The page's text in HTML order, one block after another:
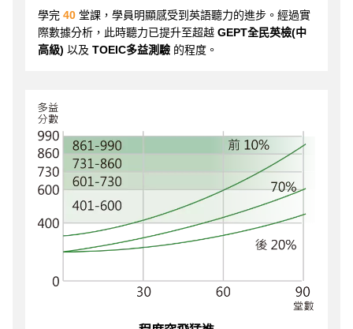
學完 40 堂課，學員明顯感受到英語聽力的進步。經過實
際數據分析，此時聽力已提升至超越 GEPT全民英檢(中
高級) 以及 TOEIC多益測驗 的程度。